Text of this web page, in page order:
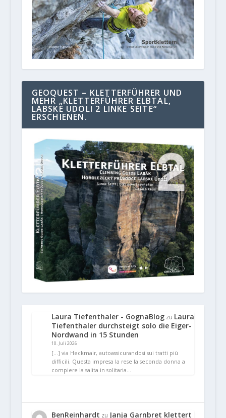
GEOQUEST – KLETTERFÜHRER UND
MEHR „KLETTERFÜHRER ELBTAL,
LABSKE UDOLI 2 LINKE SEITE“
ERSCHIENEN.
Laura Tiefenthaler - GognaBlogzu Laura
Tiefenthaler durchsteigt solo die Eiger-
Nordwand in 15 Stunden
10. Juli 2026
[…] via Heckmair, autoassicurandosi sui tratti più
difficili. Questa impresa la rese la seconda donna a
compiere la salita in solitaria…
BenReinhardt zu Janja Garnbret klettert